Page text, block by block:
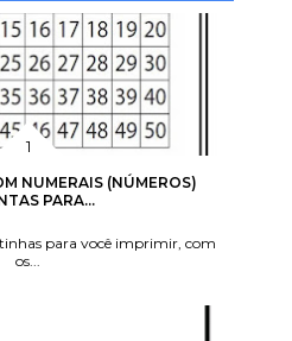
NUMERAIS (NÚMEROS)
PARA...
para você imprimir, com
os...